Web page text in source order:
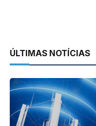
ÚLTIMAS NOTÍCIAS